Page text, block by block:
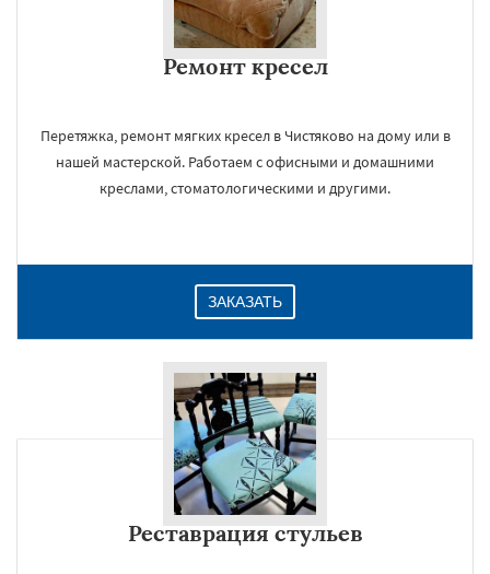
Ремонт кресел
Перетяжка, ремонт мягких кресел в Чистяково на дому или в
нашей мастерской. Работаем с офисными и домашними
креслами, стоматологическими и другими.
ЗАКАЗАТЬ
Реставрация стульев